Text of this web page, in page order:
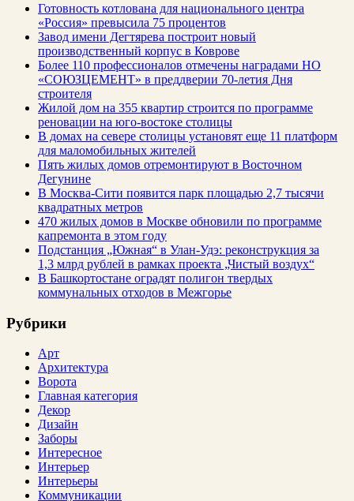
Готовность котлована для национального центра
«Россия» превысила 75 процентов
Завод имени Дегтярева построит новый
производственный корпус в Коврове
Более 110 профессионалов отмечены наградами НО
«СОЮЗЦЕМЕНТ» в преддверии 70-летия Дня
строителя
Жилой дом на 355 квартир строится по программе
реновации на юго-востоке столицы
В домах на севере столицы установят еще 11 платформ
для маломобильных жителей
Пять жилых домов отремонтируют в Восточном
Дегунине
В Москва-Сити появится парк площадью 2,7 тысячи
квадратных метров
470 жилых домов в Москве обновили по программе
капремонта в этом году
Подстанция „Южная“ в Улан‑Удэ: реконструкция за
1,3 млрд рублей в рамках проекта „Чистый воздух“
В Башкортостане оградят полигон твердых
коммунальных отходов в Межгорье
Рубрики
Арт
Архитектура
Ворота
Главная категория
Декор
Дизайн
Заборы
Интересное
Интерьер
Интерьеры
Коммуникации